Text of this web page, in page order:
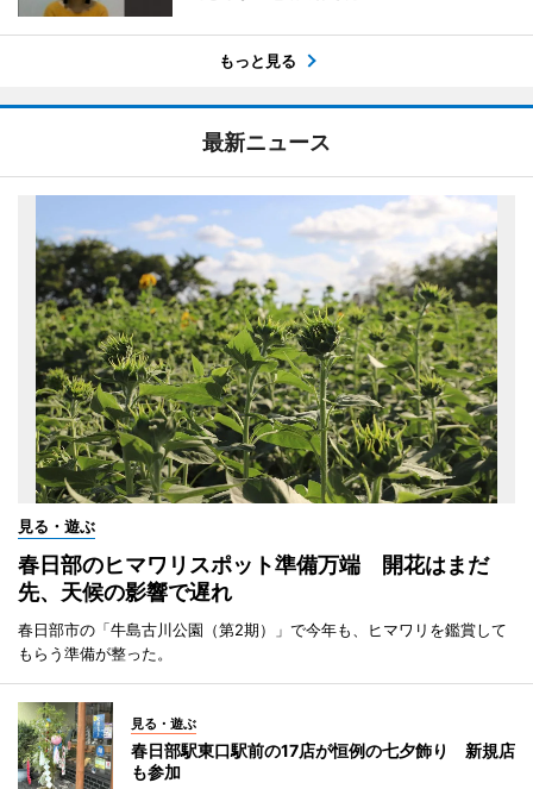
もっと見る
最新ニュース
見る・遊ぶ
春日部のヒマワリスポット準備万端 開花はまだ
先、天候の影響で遅れ
春日部市の「牛島古川公園（第2期）」で今年も、ヒマワリを鑑賞して
もらう準備が整った。
見る・遊ぶ
春日部駅東口駅前の17店が恒例の七夕飾り 新規店
も参加